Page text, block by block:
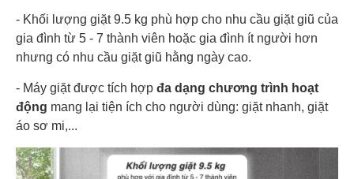
- Khối lượng giặt 9.5 kg phù hợp cho nhu cầu giặt giũ của
gia đình từ 5 - 7 thành viên hoặc gia đình ít người hơn
nhưng có nhu cầu giặt giũ hằng ngày cao.
- Máy giặt được tích hợp đa dạng chương trình hoạt
động mang lại tiện ích cho người dùng: giặt nhanh, giặt
áo sơ mi,...